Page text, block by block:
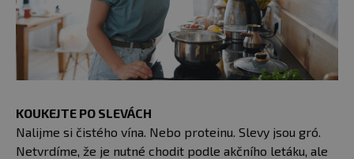
KOUKEJTE PO SLEVÁCH
Nalijme si čistého vína. Nebo proteinu. Slevy jsou gró.
Netvrdíme, že je nutné chodit podle akčního letáku, ale